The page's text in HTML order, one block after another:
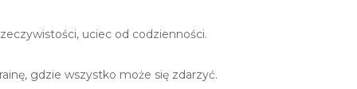
uciec od codzienności.
gdzie wszystko może się zdarzyć.